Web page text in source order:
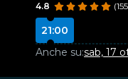
4.8
21:00
Anche su:sab, 17